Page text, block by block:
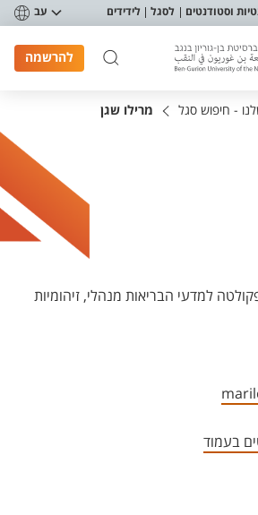
וסטודנטים לסגל לידידים עב
להרשמה
- חיפוש סגל מרילו שגן
למדעי הבריאות מנהלי, זיהומיות
בעמוד